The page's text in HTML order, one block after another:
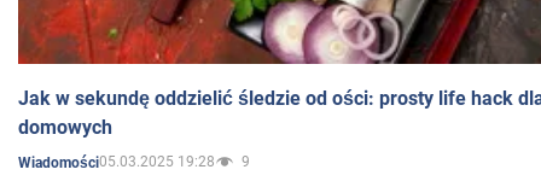
Jak w sekundę oddzielić śledzie od ości: prosty life hack
domowych
Wiadomości05.03.2025 19:28 9